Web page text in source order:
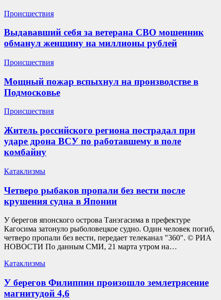
Происшествия
Выдававший себя за ветерана СВО мошенник
обманул женщину на миллионы рублей
Происшествия
Мощный пожар вспыхнул на производстве в
Подмосковье
Происшествия
Житель российского региона пострадал при
ударе дрона ВСУ по работавшему в поле
комбайну
Катаклизмы
Четверо рыбаков пропали без вести после
крушения судна в Японии
У берегов японского острова Танэгасима в префектуре
Кагосима затонуло рыболовецкое судно. Один человек погиб,
четверо пропали без вести, передает телеканал "360". © РИА
НОВОСТИ По данным СМИ, 21 марта утром на…
Катаклизмы
У берегов Филиппин произошло землетрясение
магнитудой 4,6